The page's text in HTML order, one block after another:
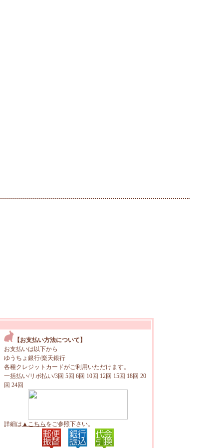
【お支払い方法について】
お支払いは以下から
ゆうちょ銀行/楽天銀行
各種クレジットカードがご利用いただけます。
一括払い/リボ払い/3回 5回 6回 10回 12回 15回 18回 20
回 24回
詳細は ▲こちら をご参照下さい。